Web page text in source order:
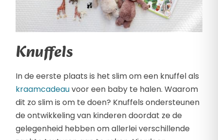
Knuffels
In de eerste plaats is het slim om een knuffel als
kraamcadeauvoor een baby te halen. Waarom
dit zo slim is om te doen? Knuffels ondersteunen
de ontwikkeling van kinderen doordat ze de
gelegenheid hebben om allerlei verschillende